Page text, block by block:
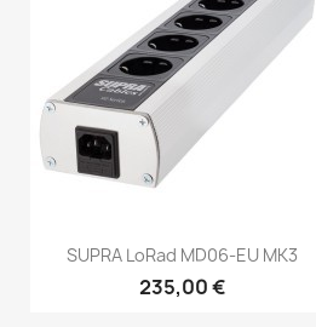
Anteprima
SUPRA LoRad MD06-EU MK3
235,00 €